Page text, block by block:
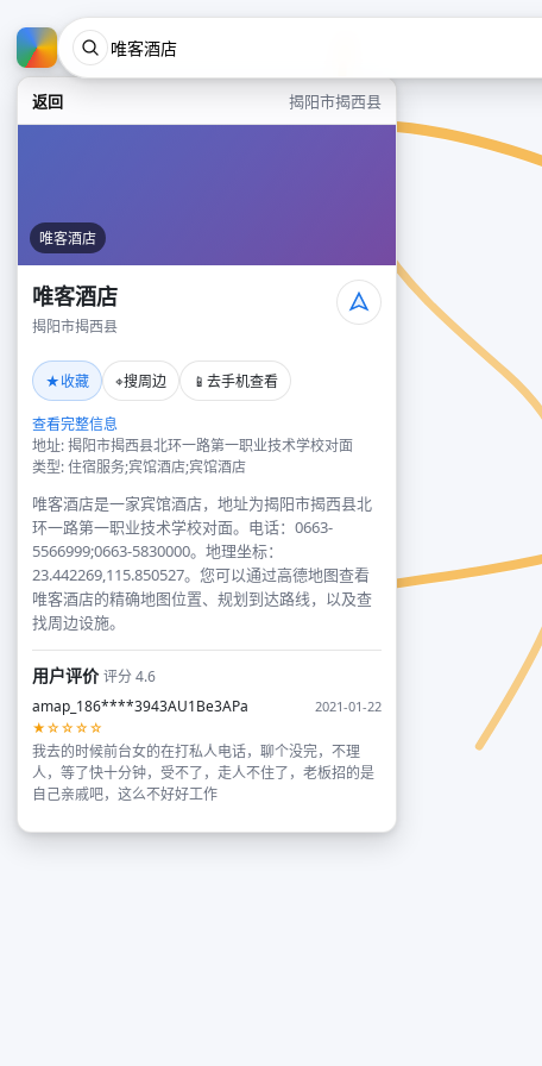
返回 揭阳市揭西县
唯客酒店
唯客酒店
揭阳市揭西县
★收藏 ⌖搜周边 📱 去手机查看
查看完整信息
地址: 揭阳市揭西县北环一路第一职业技术学校对面
类型: 住宿服务;宾馆酒店;宾馆酒店
唯客酒店是一家宾馆酒店，地址为揭阳市揭西县北
环一路第一职业技术学校对面。电话：0663-
5566999;0663-5830000。地理坐标：
23.442269,115.850527。您可以通过高德地图查看
唯客酒店的精确地图位置、规划到达路线，以及查
找周边设施。
用户评价评分 4.6
amap_186****3943AU1Be3APa
2021-01-22
★☆☆☆☆
我去的时候前台女的在打私人电话，聊个没完，不理
人，等了快十分钟，受不了，走人不住了，老板招的是
自己亲戚吧，这么不好好工作